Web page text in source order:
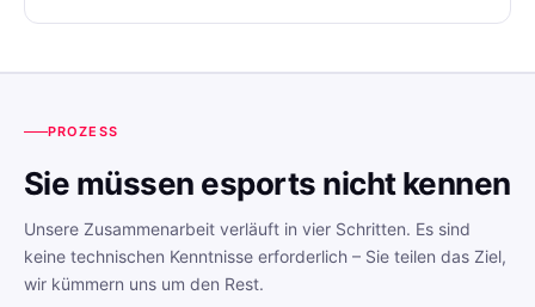
PROZESS
Sie müssen esports nicht kennen
Unsere Zusammenarbeit verläuft in vier Schritten. Es sind
keine technischen Kenntnisse erforderlich – Sie teilen das Ziel,
wir kümmern uns um den Rest.